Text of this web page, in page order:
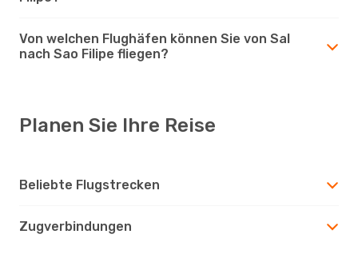
Von welchen Flughäfen können Sie von Sal
nach Sao Filipe fliegen?
Planen Sie Ihre Reise
Beliebte Flugstrecken
Zugverbindungen